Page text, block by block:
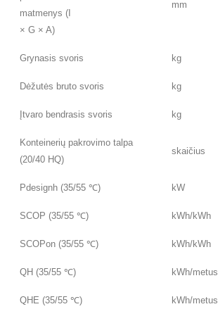
matmenys (I
× G × A)
mm
Grynasis svoris kg
Dėžutės bruto svoris kg
Įtvaro bendrasis svoris kg
Konteinerių pakrovimo talpa
(20/40 HQ)
skaičius
Pdesignh (35/55 ℃) kW
SCOP (35/55 ℃) kWh/kWh
SCOPon (35/55 ℃) kWh/kWh
QH (35/55 ℃) kWh/metus
QHE (35/55 ℃) kWh/metus